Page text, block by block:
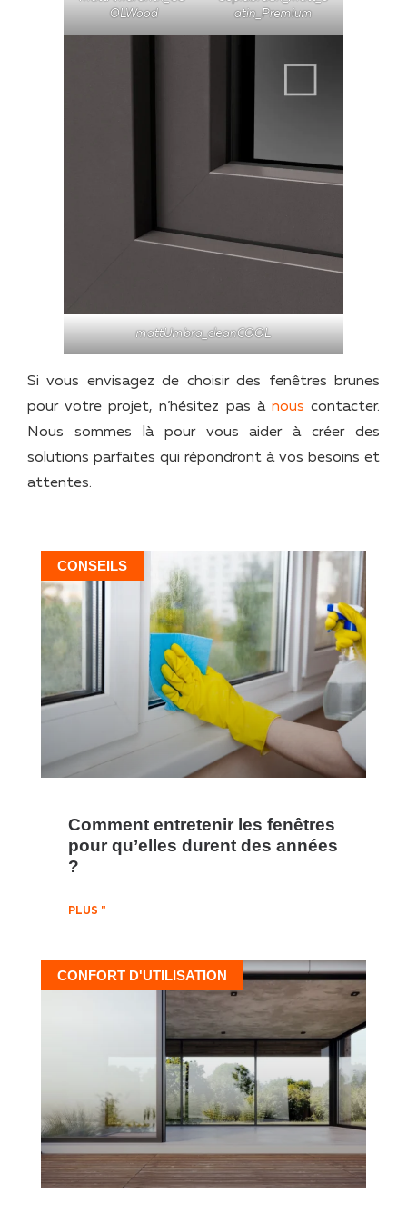
OLWood
atin_Premium
mattUmbra_cleanCOOL
Si vous envisagez de choisir des fenêtres brunes
pour votre projet, n’hésitez pas à nous contacter.
Nous sommes là pour vous aider à créer des
solutions parfaites qui répondront à vos besoins et
attentes.
CONSEILS
Comment entretenir les fenêtres
pour qu’elles durent des années
?
PLUS "
CONFORT D'UTILISATION